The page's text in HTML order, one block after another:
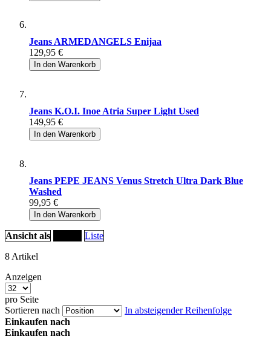
Jeans ARMEDANGELS Enijaa
129,95 €
In den Warenkorb
Jeans K.O.I. Inoe Atria Super Light Used
149,95 €
In den Warenkorb
Jeans PEPE JEANS Venus Stretch Ultra Dark Blue
Washed
99,95 €
In den Warenkorb
Ansicht als
Liste
8 Artikel
Anzeigen
pro Seite
Sortieren nach
In absteigender Reihenfolge
Einkaufen nach
Einkaufen nach